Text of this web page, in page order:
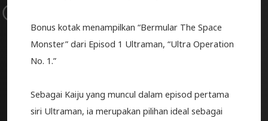
Bonus kotak menampilkan “Bermular The Space
Monster” dari Episod 1 Ultraman, “Ultra Operation
No. 1.”
Sebagai Kaiju yang muncul dalam episod pertama
siri Ultraman, ia merupakan pilihan ideal sebagai